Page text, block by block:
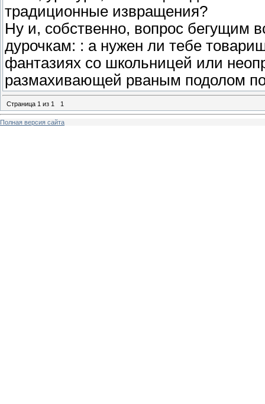
традиционные извращения?
Ну и, собственно, вопрос бегущим
дурочкам: : а нужен ли тебе
фантазиях со школьницей или
размахивающей рваным подолом
Страница 1 из 1 1
Полная версия сайта